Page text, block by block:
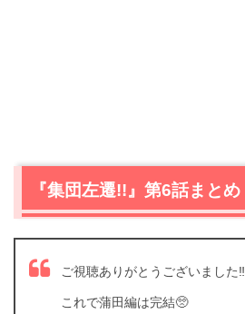
『集団左遷!!』第6話まとめ
ご視聴ありがとうございました‼️
これで蒲田編は完結🥺